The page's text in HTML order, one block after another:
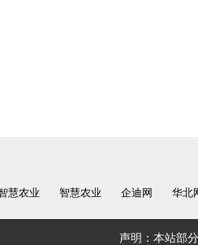
慧农业 智慧农业 企迪网 华北
声明：本站部